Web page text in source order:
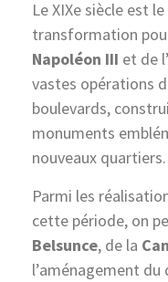
Le XIXe siècle est
transformation
Napoléon III et de
vastes opérations
boulevards,
monuments
nouveaux quartiers.
Parmi les
cette période, on
Belsunce, de la
l’aménagement